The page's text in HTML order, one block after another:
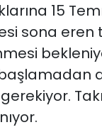
15
sona